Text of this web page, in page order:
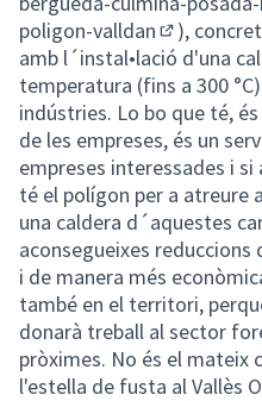
poligon-valldan
(Enllaç
),
amb l´instal•lació d'una
temperatura (fins a 300
indústries. Lo bo que té,
de les empreses, és un
empreses interessades i si
té el polígon per a atreure
una caldera d´aquestes
aconsegueixes
i de manera més
també en el territori,
donarà treball al sector
pròximes. No és el mateix
l'estella de fusta al Vallès